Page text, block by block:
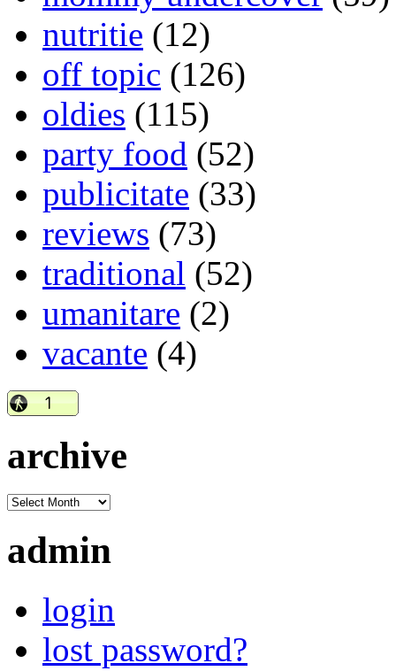
nutritie (12)
off topic (126)
oldies (115)
party food (52)
publicitate (33)
reviews (73)
traditional (52)
umanitare (2)
vacante (4)
archive
admin
login
lost password?